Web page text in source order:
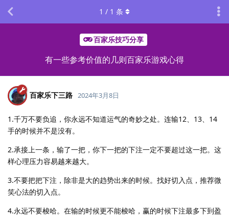
百家乐技巧分享
有一些参考价值的几则百家乐游戏心得
1 / 1 条
百家乐下三路 2024年3月8日
1.千万不要负追，你永远不知道运气的奇妙之处。连输12、13、14
手的时候并不是没有。
2.承接上一条，输了一把，你下一把的下注一定不要超过这一把。这
样心理压力容易越来越大。
3.不要把把下注，除非是大的趋势出来的时候。找好切入点，推荐微
笑心法的切入点。
4.永远不要梭哈。在输的时候更不能梭哈，赢的时候下注最多下到盈